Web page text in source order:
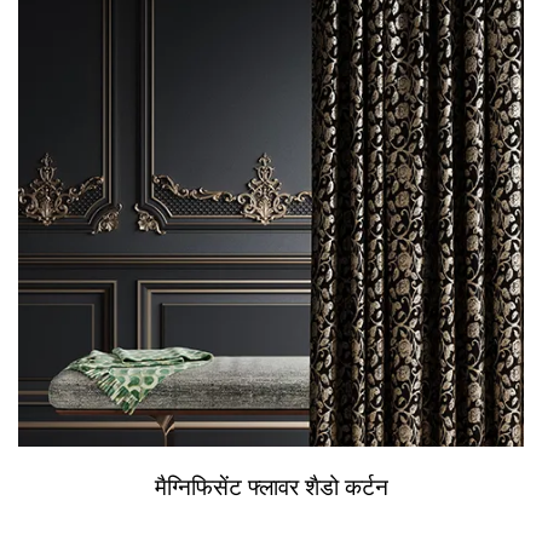
मैग्निफिसेंट फ्लावर शैडो कर्टन